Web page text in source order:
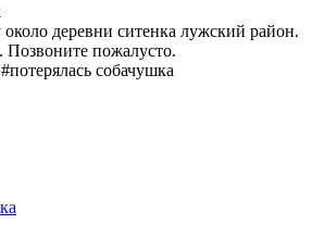
около деревни ситенка лужский район.
Позвоните пожалусто.
собачушка